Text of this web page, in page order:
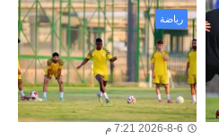
رياضة
2026-8-6 7:21 م